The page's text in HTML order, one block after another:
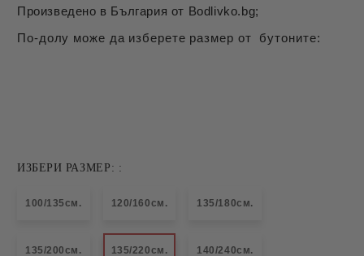
Произведено в България от Bodlivko.bg;
По-долу може да изберете размер от бутоните:
ИЗБЕРИ РАЗМЕР: :
100/135см. 120/160см. 135/180см.
135/200см. 135/220см. 140/240см.